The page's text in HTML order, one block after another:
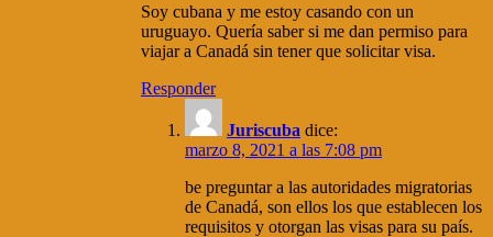
Soy cubana y me estoy casando con un
uruguayo. Quería saber si me dan permiso para
viajar a Canadá sin tener que solicitar visa.
Responder
Juriscuba dice:
marzo 8, 2021 a las 7:08 pm
be preguntar a las autoridades migratorias
de Canadá, son ellos los que establecen los
requisitos y otorgan las visas para su país.